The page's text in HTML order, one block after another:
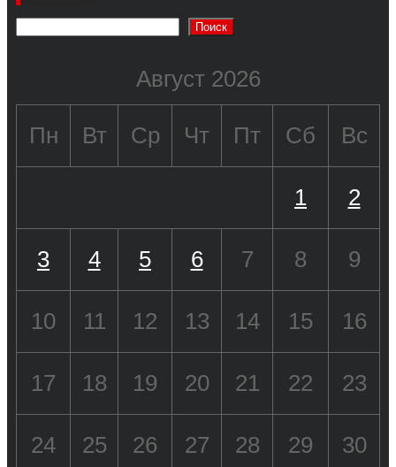
Поиск
Август 2026
Пн Вт Ср Чт Пт Сб Вс
1 2
3 4 5 6 7 8 9
10 11 12 13 14 15 16
17 18 19 20 21 22 23
24 25 26 27 28 29 30